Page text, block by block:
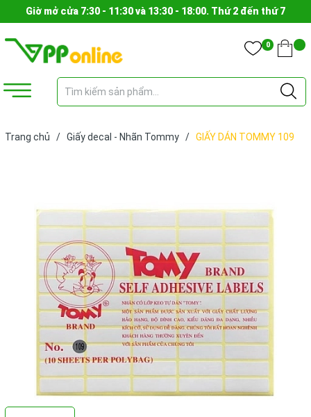
Giờ mở cửa 7:30 - 11:30 và 13:30 - 18:00. Thứ 2 đến thứ 7
0
Trang chủ / Giấy decal - Nhãn Tommy / GIẤY DÁN TOMMY 109